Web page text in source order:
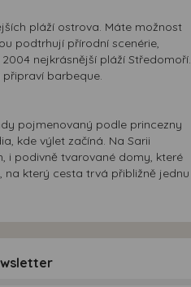
pláží ostrova. Máte možnost
podtrhují přírodní scenérie,
nejkrásnější pláží Středomoří.
barbeque.
pojmenovaný podle princezny
kde výlet začíná. Na Sarii
i podivně tvarované domy, které
který cesta trvá přibližně jednu